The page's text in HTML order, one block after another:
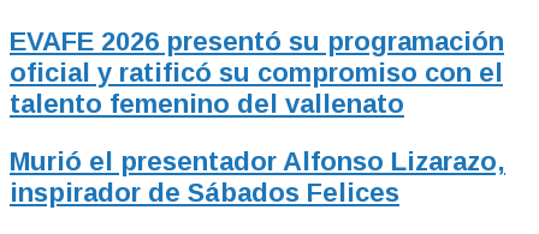
EVAFE 2026 presentó su programación
oficial y ratificó su compromiso con el
talento femenino del vallenato
Murió el presentador Alfonso Lizarazo,
inspirador de Sábados Felices